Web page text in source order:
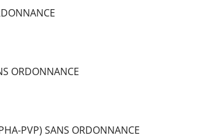
ORDONNANCE
PVP) SANS ORDONNANCE